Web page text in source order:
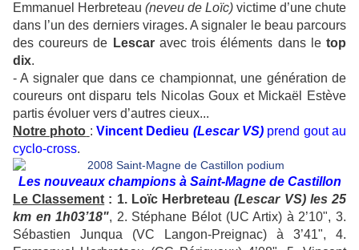
Emmanuel Herbreteau (neveu de Loïc) victime d’une chute
dans l’un des derniers virages. A signaler le beau parcours
des coureurs de Lescaravec trois éléments dans letop
dix.
- A signaler que dans ce championnat, une génération de
coureurs ont disparu tels Nicolas Goux et Mickaël Estève
partis évoluer vers d’autres cieux...
Notre photo :Vincent Dedieu (Lescar VS) prend gout au
cyclo-cross.
Les nouveaux champions à Saint-Magne de Castillon
Le Classement : 1. Loïc Herbreteau(Lescar VS) les 25
km en 1h03’18", 2. Stéphane Bélot (UC Artix) à 2’10", 3.
Sébastien Junqua (VC Langon-Preignac) à 3’41", 4.